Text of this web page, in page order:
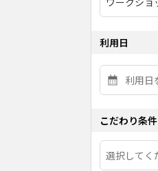
利用日
こだわり条件